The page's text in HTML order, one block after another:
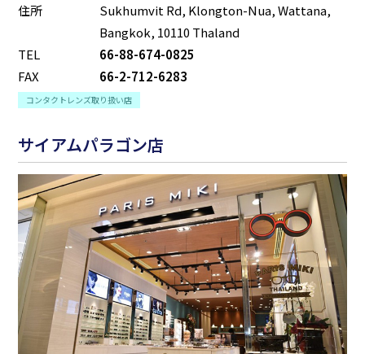
住所
Sukhumvit Rd, Klongton-Nua, Wattana,
Bangkok, 10110 Thaland
TEL
66-88-674-0825
FAX
66-2-712-6283
コンタクトレンズ取り扱い店
サイアムパラゴン店